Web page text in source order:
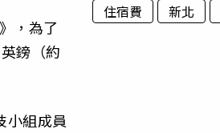
，為了
鎊（約
小組成員
住宿費
新北